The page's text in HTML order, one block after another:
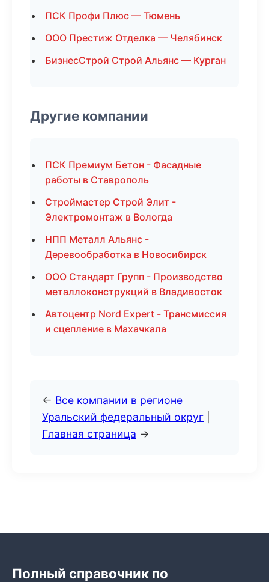
ПСК Профи Плюс — Тюмень
ООО Престиж Отделка — Челябинск
БизнесСтрой Строй Альянс — Курган
Другие компании
ПСК Премиум Бетон - Фасадные
работы в Ставрополь
Строймастер Строй Элит -
Электромонтаж в Вологда
НПП Металл Альянс -
Деревообработка в Новосибирск
ООО Стандарт Групп - Производство
металлоконструкций в Владивосток
Автоцентр Nord Expert - Трансмиссия
и сцепление в Махачкала
← Все компании в регионе
Уральский федеральный округ
Главная страница →
Полный справочник по